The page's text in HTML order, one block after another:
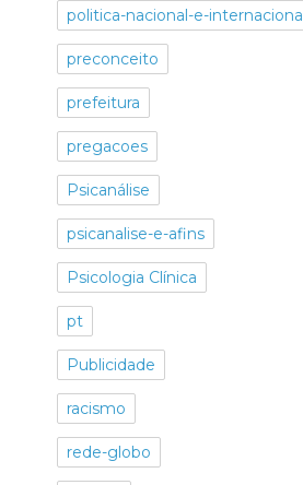
politica-nacional-e-internacional
preconceito
prefeitura
pregacoes
Psicanálise
psicanalise-e-afins
Psicologia Clínica
pt
Publicidade
racismo
rede-globo